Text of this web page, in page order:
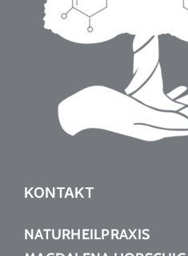
KONTAKT
NATURHEILPRAXIS